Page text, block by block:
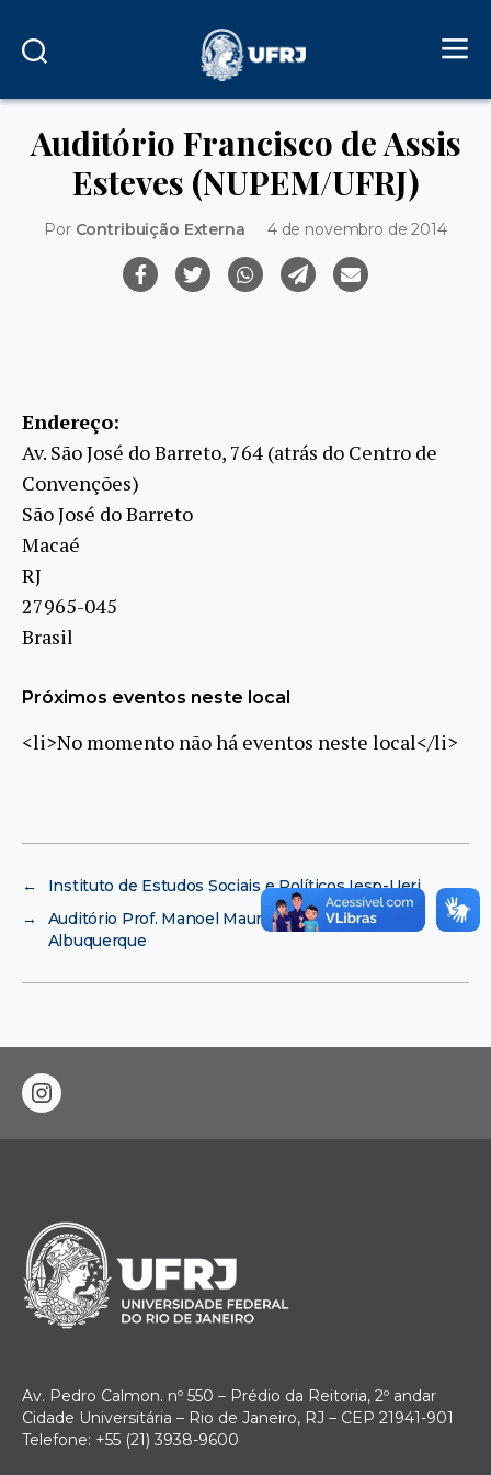
Auditório Francisco de Assis
Esteves (NUPEM/UFRJ)
Por Contribuição Externa 4 de novembro de 2014
Endereço:
Av. São José do Barreto, 764 (atrás do Centro de
Convenções)
São José do Barreto
Macaé
RJ
27965-045
Brasil
Próximos eventos neste local
<li>No momento não há eventos neste local</li>
←
Instituto de Estudos Sociais e Políticos Iesp-Uerj
→
Auditório Prof. Manoel Maurício de Almeida
Albuquerque
instagram
Av. Pedro Calmon. nº 550 – Prédio da Reitoria, 2º andar
Cidade Universitária – Rio de Janeiro, RJ – CEP 21941-901
Telefone: +55 (21) 3938-9600